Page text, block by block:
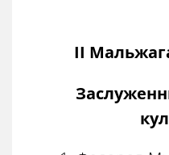
II